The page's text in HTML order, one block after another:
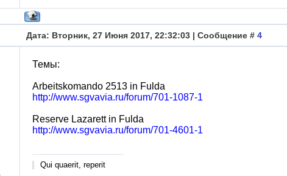
Дата: Вторник, 27 Июня 2017, 22:32:03 | Сообщение # 4
Темы:
Arbeitskomando 2513 in Fulda
http://www.sgvavia.ru/forum/701-1087-1
Reserve Lazarett in Fulda
http://www.sgvavia.ru/forum/701-4601-1
Qui quaerit, reperit